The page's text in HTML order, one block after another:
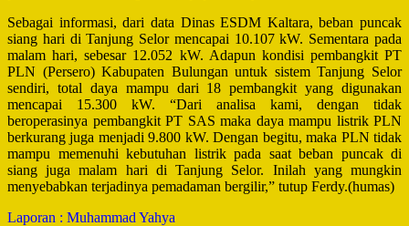
Sebagai informasi, dari data Dinas ESDM Kaltara, beban puncak
siang hari di Tanjung Selor mencapai 10.107 kW. Sementara pada
malam hari, sebesar 12.052 kW. Adapun kondisi pembangkit PT
PLN (Persero) Kabupaten Bulungan untuk sistem Tanjung Selor
sendiri, total daya mampu dari 18 pembangkit yang digunakan
mencapai 15.300 kW. “Dari analisa kami, dengan tidak
beroperasinya pembangkit PT SAS maka daya mampu listrik PLN
berkurang juga menjadi 9.800 kW. Dengan begitu, maka PLN tidak
mampu memenuhi kebutuhan listrik pada saat beban puncak di
siang juga malam hari di Tanjung Selor. Inilah yang mungkin
menyebabkan terjadinya pemadaman bergilir,” tutup Ferdy.(humas)
Laporan : Muhammad Yahya